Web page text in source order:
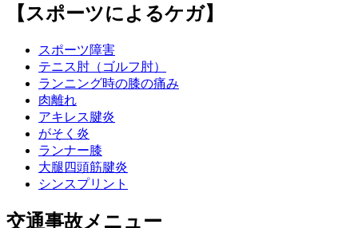
【スポーツによるケガ】
スポーツ障害
テニス肘（ゴルフ肘）
ランニング時の膝の痛み
肉離れ
アキレス腱炎
がそく炎
ランナー膝
大腿四頭筋腱炎
シンスプリント
交通事故メニュー